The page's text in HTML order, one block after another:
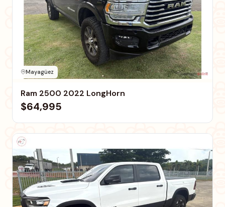
Mayagüez
Ram 2500 2022 LongHorn
$64,995